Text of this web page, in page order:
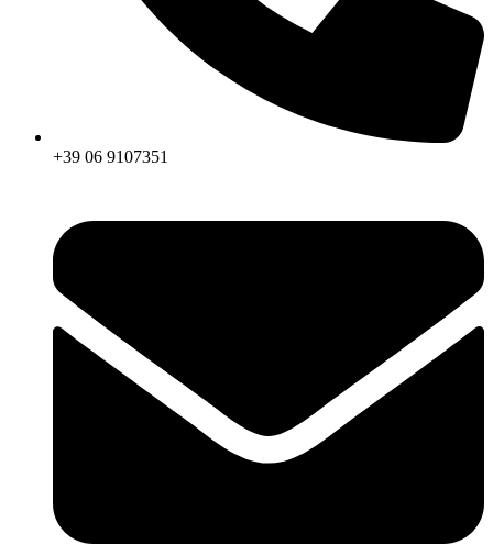
+39 06 9107351